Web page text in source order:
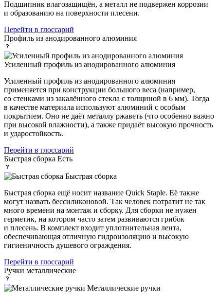
Подшипник влагозащищён, а металл не подвержен коррозии
и образованию на поверхности плесени.
Перейти в глоссарий
Профиль из анодированного алюминия
Усиленный профиль из анодированного алюминия
Усиленный профиль из анодированного алюминия
применяется при конструкции большого веса (например,
со стенками из закалённого стекла с толщиной в 6 мм). Тогда
в качестве материала используют алюминий с особым
покрытием. Оно не даёт металлу ржаветь (что особенно важно
при высокой влажности), а также придаёт высокую прочность
и ударостойкость.
Перейти в глоссарий
Быстрая сборка Есть
Быстрая сборка
Быстрая сборка ещё носит название Quick Staple. Её также
могут назвать бессиликоновой. Так человек потратит не так
много времени на монтаж и сборку. Для сборки не нужен
герметик, на котором часто затем развиваются грибок
и плесень. В комплект входит уплотнительная лента,
обеспечивающая отличную гидроизоляцию и высокую
гигиеничность душевого ограждения.
Перейти в глоссарий
Ручки металлические
Металлические ручки